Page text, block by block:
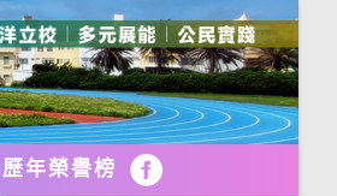
歷年榮譽榜 FB